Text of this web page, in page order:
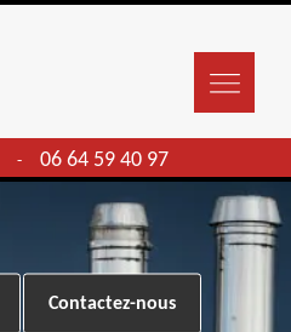
- 06 64 59 40 97
Contactez-nous